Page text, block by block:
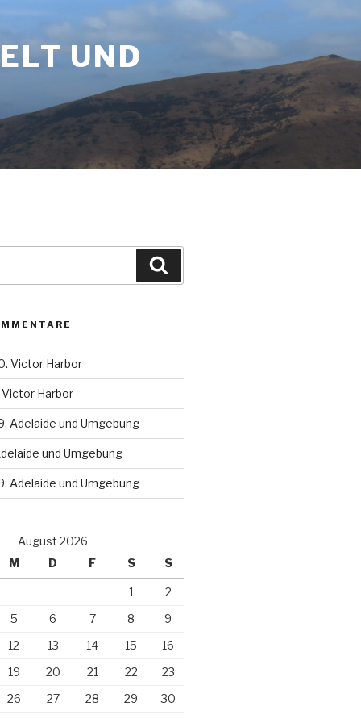
UND
Victor Harbor
Harbor
Adelaide und Umgebung
und Umgebung
Adelaide und Umgebung
August 2026
M
D F S S
1
2
5
6 7 8
9
12
13 14 15
16
19
20 21 22
23
26
27 28 29 30